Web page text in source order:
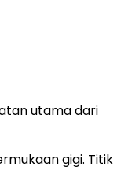
utama dari
gigi. Titik